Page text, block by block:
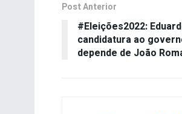
Post Anterior
#Eleições2022:
candidatura ao
depende de João